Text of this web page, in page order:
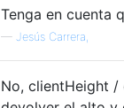
Tenga en cuenta
— Jesús Carrera,
No, clientHeight /